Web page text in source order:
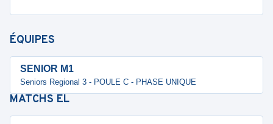
ÉQUIPES
SENIOR M1
Seniors Regional 3 - POULE C - PHASE UNIQUE
MATCHS EL